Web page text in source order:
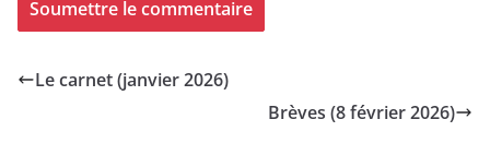
Le carnet (janvier 2026)
Brèves (8 février 2026)